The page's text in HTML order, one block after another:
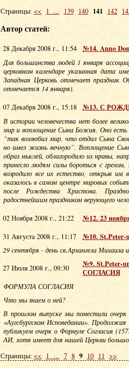
Страницы: << 1 ... 139 140 141 142
Автор статей:
28 Декабря 2008 г., 11:54 №14. Anno
Для большинства людей 1 января
церковном календаре указанная дата
Западная Церковь отмечает праздник
отмечается 14 января).
07 Декабря 2008 г., 15:18
№13. С
В истории человечества нет более
мир и воплощение Сына Божия. Оно есть
“так возлюбил мир, что отдал Сына
но имел жизнь вечную”. Воплощение
образ мыслей, облагородило их нравы,
принесло людям силы бороться с
возродило все их естество, открыв
оказалось в самом центре мировых
после Рождества Христова.
радостнейшим праздником верующего
02 Ноября 2008 г., 21:22
№12. 23
31 Августа 2008 г., 11:17 №10. St.Peter-
29 сентября - день св.Архангела Михаила и
27 Июля 2008 г., 09:30
№9. St.Peter-
СОГЛАСИЯ
ФОРМУЛА СОГЛАСИЯ
Что мы знаем о ней?
В прошлом выпуске мы поместили
«Аугсбургском Исповедании».
публикуем очерк о Формуле Согласия
АИ, хотя имеет для нашей Церкви
Страницы: << 1 ... 7 8 9 10 11 >>